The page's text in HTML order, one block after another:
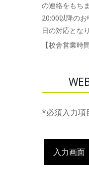
の連絡をもち
20:00以降の
日の対応とな
【校舎営業時
*必須入力項
入力画面